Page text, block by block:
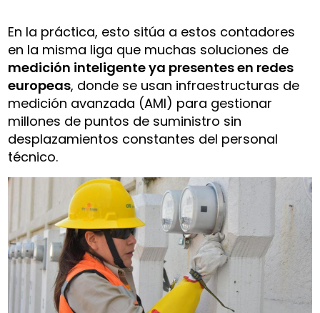
En la práctica, esto sitúa a estos contadores
en la misma liga que muchas soluciones de
medición inteligente ya presentes en redes
europeas, donde se usan infraestructuras de
medición avanzada (AMI) para gestionar
millones de puntos de suministro sin
desplazamientos constantes del personal
técnico.